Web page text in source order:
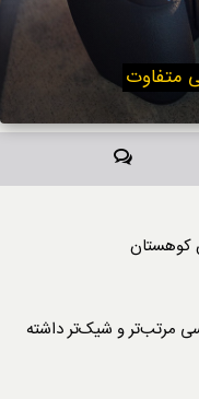
دیدگاه‌ها
کوهستان
مرتب‌تر و شیک‌تر داشته